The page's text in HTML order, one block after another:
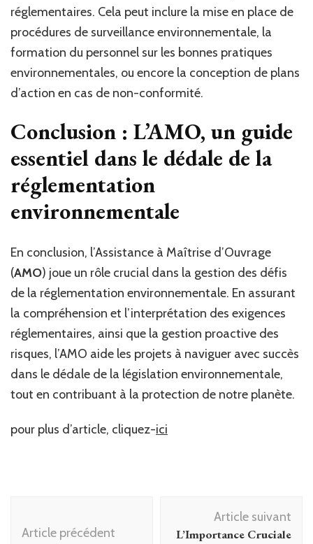
réglementaires. Cela peut inclure la mise en place de
procédures de surveillance environnementale, la
formation du personnel sur les bonnes pratiques
environnementales, ou encore la conception de plans
d’action en cas de non-conformité.
Conclusion : L’AMO, un guide
essentiel dans le dédale de la
réglementation
environnementale
En conclusion, l’Assistance à Maîtrise d’Ouvrage
(AMO) joue un rôle crucial dans la gestion des défis
de la réglementation environnementale. En assurant
la compréhension et l’interprétation des exigences
réglementaires, ainsi que la gestion proactive des
risques, l’AMO aide les projets à naviguer avec succès
dans le dédale de la législation environnementale,
tout en contribuant à la protection de notre planète.
pour plus d’article, cliquez-ici
d'article
Article précédent
Article suivant
L’Importance Cruciale